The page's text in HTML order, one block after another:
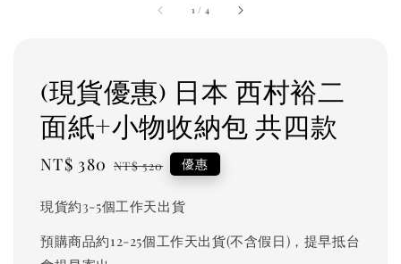
1 / 4
(現貨優惠) 日本 西村裕二
面紙+小物收納包 共四款
Sale
NT$ 380 Regular
NT$ 520 優惠
現貨約3-5個工作天出貨
預購商品約12-25個工作天出貨(不含假日)，提早抵台